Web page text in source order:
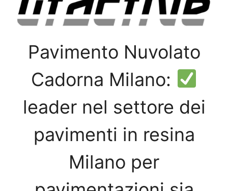
Pavimento Nuvolato
Cadorna Milano:
leader nel settore dei
pavimenti in resina
Milano per